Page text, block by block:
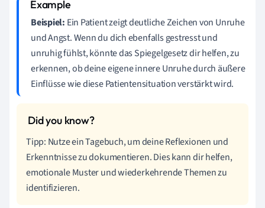
Beispiel: Ein Patient zeigt deutliche Zeichen von Unruhe
und Angst. Wenn du dich ebenfalls gestresst und
unruhig fühlst, könnte das Spiegelgesetz dir helfen, zu
erkennen, ob deine eigene innere Unruhe durch äußere
Einflüsse wie diese Patientensituation verstärkt wird.
Tipp: Nutze ein Tagebuch, um deine Reflexionen und
Erkenntnisse zu dokumentieren. Dies kann dir helfen,
emotionale Muster und wiederkehrende Themen zu
identifizieren.